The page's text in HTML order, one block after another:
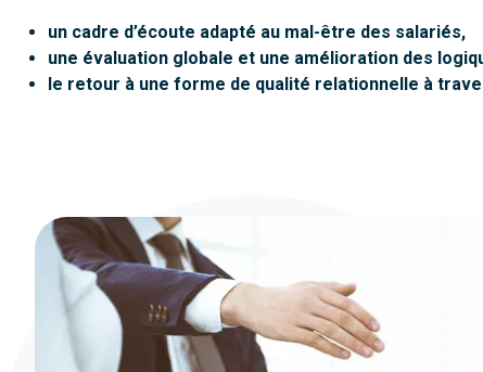
un cadre d’écoute adapté au mal-être des salariés,
une évaluation globale et une amélioration des
le retour à une forme de qualité relationnelle à